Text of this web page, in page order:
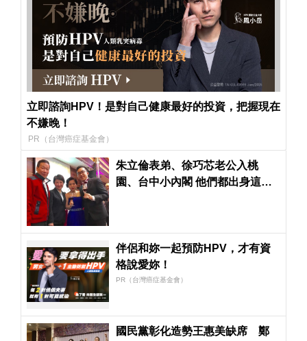
立即諮詢HPV！是對自己健康最好的投資，把握現在
不嫌晚！
PR（台灣癌症基金會）
朱立倫表弟、徐巧芯老公入桃
園、台中小內閣 他們都出身這家
伴侶和妳一起預防HPV，才有資
格說愛妳！
PR（台灣癌症基金會）
國民黨彰化造勢王惠美缺席 鄭